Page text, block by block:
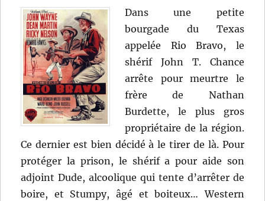
Dans une petite
bourgade du Texas
appelée Rio Bravo, le
shérif John T. Chance
arrête pour meurtre le
frère de Nathan
Burdette, le plus gros
propriétaire de la région.
Ce dernier est bien décidé à le tirer de là. Pour
protéger la prison, le shérif a pour aide son
adjoint Dude, alcoolique qui tente d’arrêter de
boire, et Stumpy, âgé et boiteux… Western